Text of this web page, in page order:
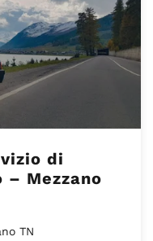
di
– Mezzano
TN